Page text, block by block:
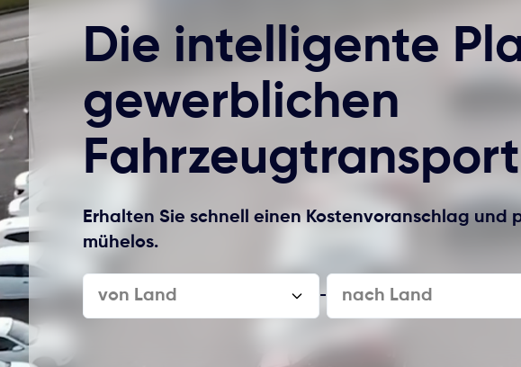
Die intelligente
gewerblichen
Fahrzeugtransport
Erhalten Sie schnell einen Kostenvoranschlag und
mühelos.
von Land - nach Land